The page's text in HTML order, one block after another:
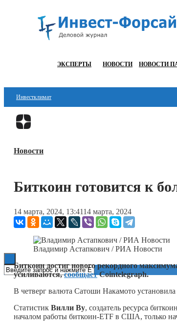
ЭКСПЕРТЫ НОВОСТИ НОВОСТИ
Инвестклимат
Финансы
Блокчейн
ESG
Новости
Биткоин готовится к
14 марта, 2024, 13:4114 марта, 2024
Владимир Астапкович / РИА Новости
Биткоин достиг нового рекордного
усиливаются,сообщаетCointelegraph.
В четверг валюта Сатоши Накамото
Статистик Вилли Ву, создатель ресурса
началом работы биткоин-ETF в США, только